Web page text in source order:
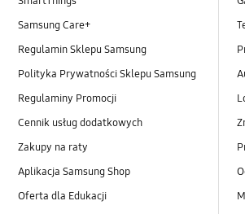
Samsung Care+
Regulamin Sklepu Samsung
Polityka Prywatności Sklepu Samsung
Regulaminy Promocji
Cennik usług dodatkowych
Zakupy na raty
Aplikacja Samsung Shop
Oferta dla Edukacji